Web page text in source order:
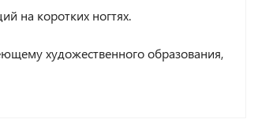
на коротких ногтях.
художественного образования,